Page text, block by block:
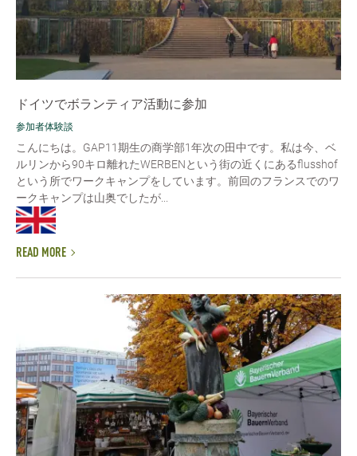
ドイツでボランティア活動に参加
参加者体験談
こんにちは。GAP11期生の商学部1年次の田中です。私は今、ベ
ルリンから90キロ離れたWERBENという街の近くにあるflusshof
という所でワークキャンプをしています。前回のフランスでのワ
ークキャンプは山奥でしたが...
READ MORE